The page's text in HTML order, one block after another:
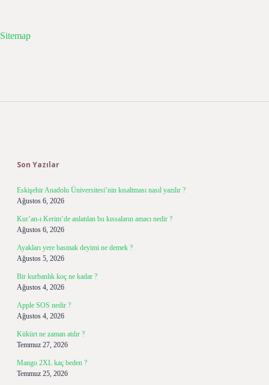
Sitemap
Son Yazılar
Eskişehir Anadolu Üniversitesi’nin kısaltması nasıl yazılır ?
Ağustos 6, 2026
Kur’an-ı Kerim’de anlatılan bu kıssaların amacı nedir ?
Ağustos 6, 2026
Ayakları yere basmak deyimi ne demek ?
Ağustos 5, 2026
Bir kurbanlık koç ne kadar ?
Ağustos 4, 2026
Apple SOS nedir ?
Ağustos 4, 2026
Kükürt ne zaman atılır ?
Temmuz 27, 2026
Mango 2XL kaç beden ?
Temmuz 25, 2026